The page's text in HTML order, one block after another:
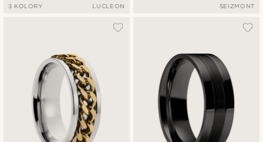
3 KOLORY LUCLEON SEIZMONT